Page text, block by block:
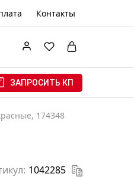
Контакты
ЗАПРОСИТЬ КП
174348
1042285